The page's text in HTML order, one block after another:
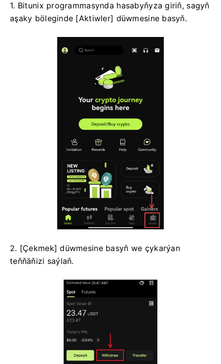
1. Bitunix programmasynda hasabyňyza giriň, sagyň
aşaky böleginde [Aktiwler] düwmesine basyň.
2. [Çekmek] düwmesine basyň we çykarýan
teňňäňizi saýlaň.